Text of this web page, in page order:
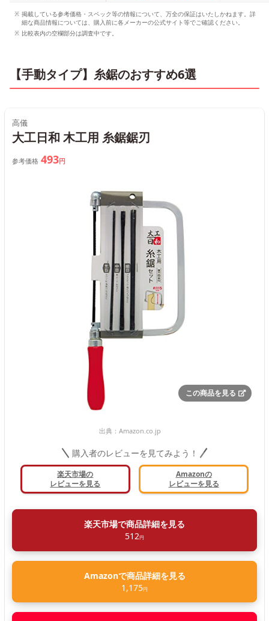
掲載している参考価格・スペック等の情報について、万全の保証はいたしかねます。詳
細な商品情報については、購入前に各メーカーの公式サイト等でご確認ください。
比較表内の空欄部分は調査中です。
【手動タイプ】糸鋸のおすすめ6選
高儀
大工日和 木工用 糸鋸鋸刃
参考価格 493円
この商品を見る
出典： Amazon.co.jp
購入者のレビューを見てみよう！
楽天市場の
レビューを見る
Amazonの
レビューを見る
楽天市場で商品詳細を見る
512円
Amazonで商品詳細を見る
1,175円